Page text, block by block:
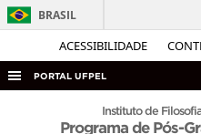
ACESSIBILIDADE
BRASIL
PORTAL UFPEL
ACESSO À INFORMAÇÃO
Instituto de
Programa de Pós-